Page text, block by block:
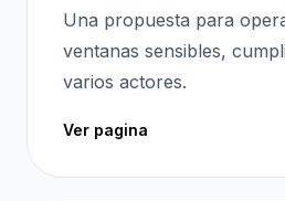
Una propuesta para
ventanas sensibles,
varios actores.
Ver pagina